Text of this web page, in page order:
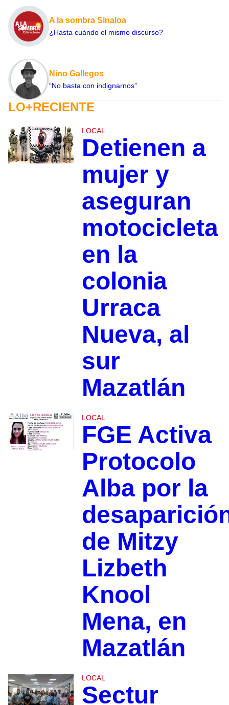
A la sombra Sinaloa
¿Hasta cuándo el mismo discurso?
Nino Gallegos
“No basta con indignarnos”
LO+RECIENTE
LOCAL
Detienen a
mujer y
aseguran
motocicleta
en la
colonia
Urraca
Nueva, al
sur
Mazatlán
LOCAL
FGE Activa
Protocolo
Alba por la
de Mitzy
Lizbeth
Knool
Mena, en
Mazatlán
LOCAL
Sectur